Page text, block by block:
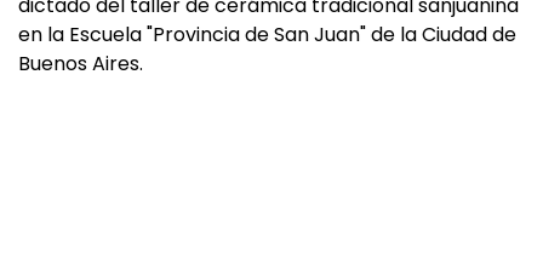
en la Escuela "Provincia de San Juan" de la Ciudad de
Buenos Aires.